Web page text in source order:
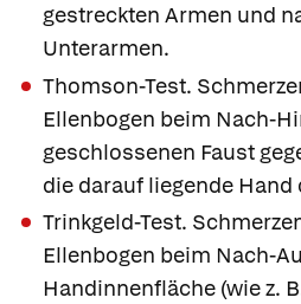
gestreckten Armen und
Unterarmen.
Thomson-Test.
Ellenbogen beim Nach-
geschlossenen Faust
die darauf liegende Hand
Trinkgeld-Test.
Ellenbogen beim Nach-
Handinnenfläche (wie z.